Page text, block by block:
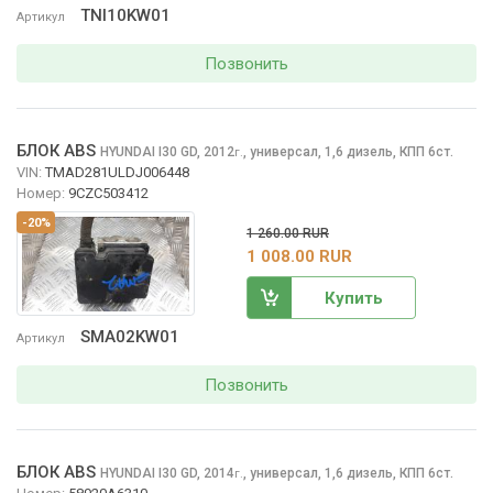
Артикул TNI10KW01
Позвонить
-20%
Артикул SMA02KW01
БЛОК ABS HYUNDAI I30 GD, 2012г. универсал, 1,6 дизель, КПП 6ст.
VIN: TMAD281ULDJ006448
Номер: 9CZC503412
1 260.00 RUR
1 008.00 RUR
Купить
Позвонить
БЛОК ABS HYUNDAI I30 GD, 2014г. универсал, 1,6 дизель, КПП 6ст.